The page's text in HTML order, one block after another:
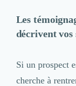
Droit du Travail
Propriété Intellectuelle
Recouvrement
Financement de
Les
décrivent vos
Si un prospect
cherche à